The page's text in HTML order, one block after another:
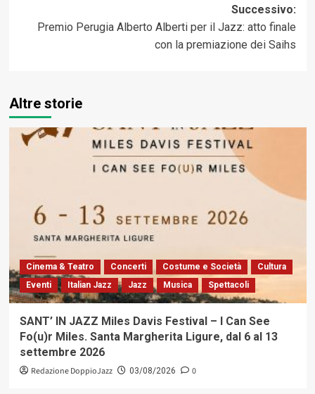
Successivo:
Premio Perugia Alberto Alberti per il Jazz: atto finale
con la premiazione dei Saihs
Altre storie
Cinema & Teatro Concerti Costume e Società
Cultura
Eventi
Italian Jazz Jazz Musica Spettacoli
SANT’ IN JAZZ Miles Davis Festival – I Can See
Fo(u)r Miles. Santa Margherita Ligure, dal 6 al 13
settembre 2026
Redazione DoppioJazz 03/08/2026 0